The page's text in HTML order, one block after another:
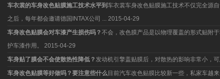
车衣裳的车身改色贴膜施工技术水平到 车衣裳车身改色贴膜施工技术不仅完全源
之后，每年都会邀请德国INTAX公司 ... 2015-04-29
车身改色贴膜会对车漆产生损伤吗？不会，改色膜产品是以物理覆盖的形式贴附
护车漆作用。
2015-04-29
车身贴了膜会不会使散热性降低？发动机引擎盖贴膜后，对散热的影响非常小，
车身改色贴膜等好做吗？要注意些什么目前汽车改色贴膜比较新一些，私家车越